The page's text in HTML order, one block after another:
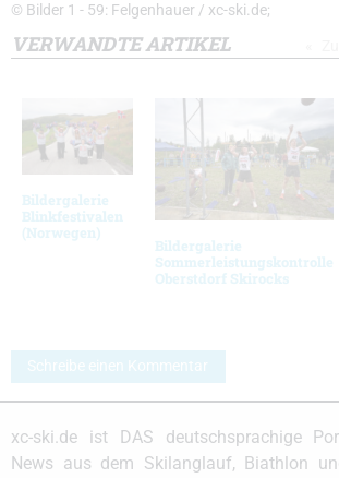
© Bilder 1 - 59: Felgenhauer / xc-ski.de;
VERWANDTE ARTIKEL
Bildergalerie
Blinkfestivalen
(Norwegen)
Bildergalerie
Sommerleistungskontrolle
Oberstdorf Skirocks
Schreibe einen Kommentar
xc-ski.de ist DAS deutschsprachige
News aus dem Skilanglauf, Biathlon